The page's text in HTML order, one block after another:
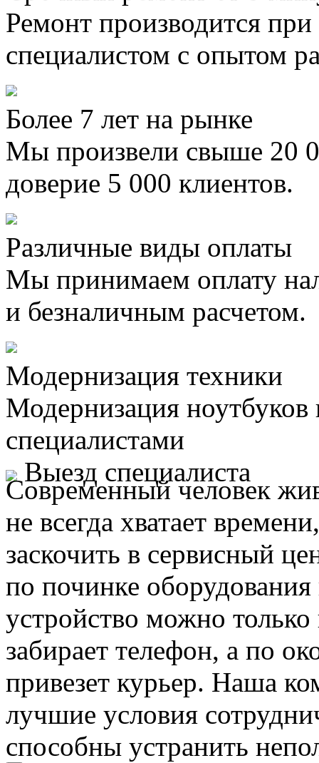
Ремонт производится
специалистом с опытом
Более 7 лет на рынке
Мы произвели свыше 20
доверие 5 000 клиентов.
Различные виды оплаты
Мы принимаем оплату
и безналичным расчетом.
Модернизация техники
Модернизация
специалистами
Выезд специалиста
Современный человек
не всегда хватает
заскочить в сервисный
по починке
устройство можно
забирает телефон, а по
привезет курьер. Наша
лучшие условия
способны устранить